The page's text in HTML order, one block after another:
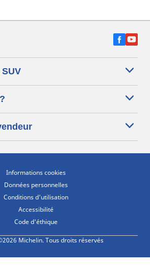
Informations cookies
Données personnelles
Conditions d'utilisation
Accessibilité
Code d'éthique
Michelin. Tous droits réservés